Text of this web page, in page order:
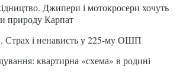
Джипери і мотокросери хочуть
природу Карпат
Страх і ненависть у 225-му ОШП
квартирна «схема» в родині